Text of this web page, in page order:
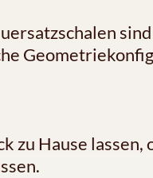
zu Hause lassen,